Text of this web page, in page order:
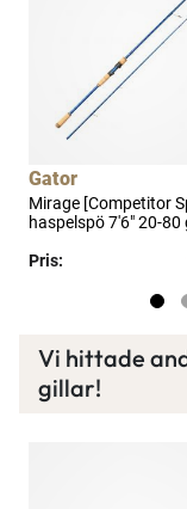
Ett exklusivt
Bättre priser,
varje månad
Gator
Mirage [Competitor
haspelspö 7'6" 20-80
Pris:
Vi hittade
gillar!